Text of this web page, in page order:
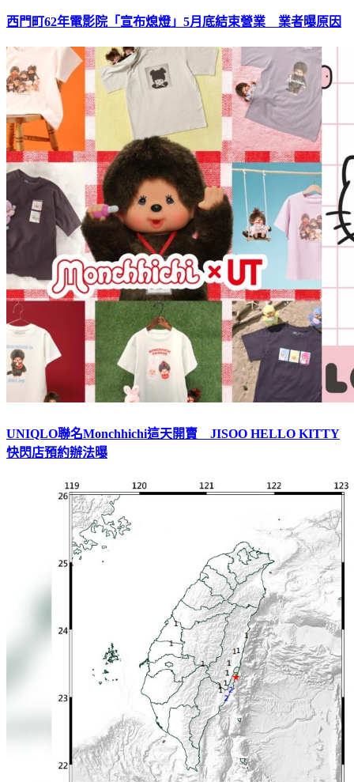
西門町62年電影院「宣布熄燈」5月底結束營業 業者曝原因
UNIQLO聯名Monchhichi這天開賣 JISOO HELLO KITTY
快閃店預約辦法曝